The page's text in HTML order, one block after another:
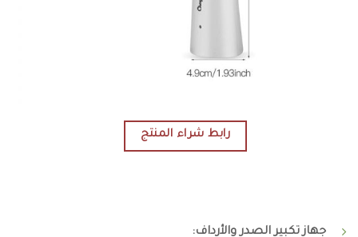
رابط شراء المنتج
جهاز تكبير الصدر والأرداف: